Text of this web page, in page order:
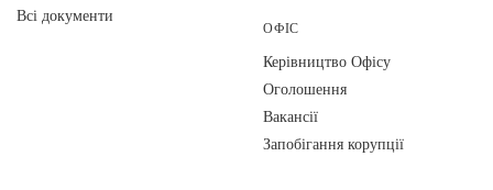
Всі документи
ОФІС
Керівництво Офісу
Оголошення
Вакансії
Запобігання корупції